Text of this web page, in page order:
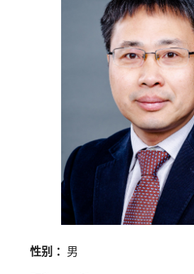
性别 ： 男